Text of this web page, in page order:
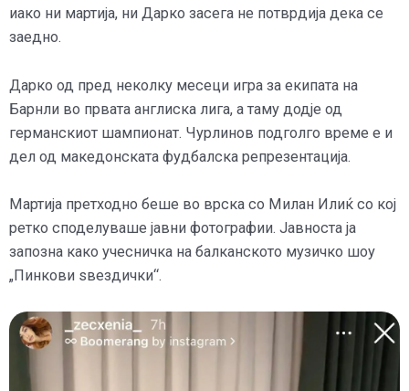
иако ни мартија, ни Дарко засега не потврдија дека се
заедно.
Дарко од пред неколку месеци игра за екипата на
Барнли во првата англиска лига, а таму додје од
германскиот шампионат. Чурлинов подголго време е и
дел од македонската фудбалска репрезентација.
Мартија претходно беше во врска со Милан Илиќ со кој
ретко споделуваше јавни фотографии. Јавноста ја
запозна како учесничка на балканското музичко шоу
„Пинкови ѕвездички“.